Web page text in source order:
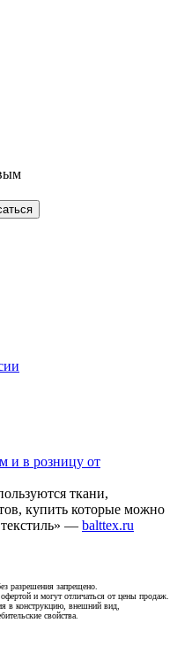
и в розницу от
ткани,
купить которые можно
— balttex.ru
разрешения запрещено.
и могут отличаться от цены продаж.
в конструкцию, внешний вид,
свойства.